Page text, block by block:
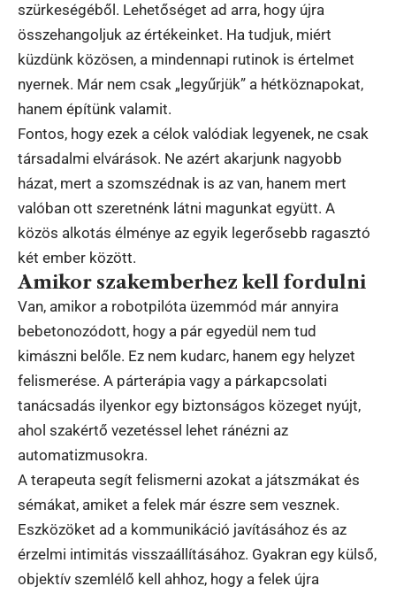
szürkeségéből. Lehetőséget ad arra, hogy újra
összehangoljuk az értékeinket. Ha tudjuk, miért
küzdünk közösen, a mindennapi rutinok is értelmet
nyernek. Már nem csak „legyűrjük” a hétköznapokat,
hanem építünk valamit.
Fontos, hogy ezek a célok valódiak legyenek, ne csak
társadalmi elvárások. Ne azért akarjunk nagyobb
házat, mert a szomszédnak is az van, hanem mert
valóban ott szeretnénk látni magunkat együtt. A
közös alkotás élménye az egyik legerősebb ragasztó
két ember között.
Amikor szakemberhez kell fordulni
Van, amikor a robotpilóta üzemmód már annyira
bebetonozódott, hogy a pár egyedül nem tud
kimászni belőle. Ez nem kudarc, hanem egy helyzet
felismerése. A párterápia vagy a párkapcsolati
tanácsadás ilyenkor egy biztonságos közeget nyújt,
ahol szakértő vezetéssel lehet ránézni az
automatizmusokra.
A terapeuta segít felismerni azokat a játszmákat és
sémákat, amiket a felek már észre sem vesznek.
Eszközöket ad a kommunikáció javításához és az
érzelmi intimitás visszaállításához. Gyakran egy külső,
objektív szemlélő kell ahhoz, hogy a felek újra